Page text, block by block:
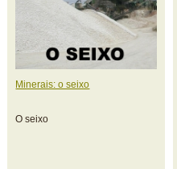
Minerais: o seixo
O seixo